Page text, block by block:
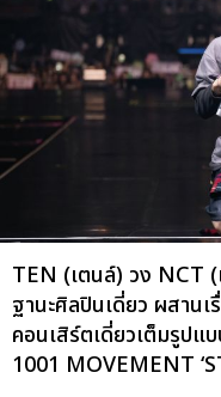
TEN (เตนล์) วง NCT
ฐานะศิลปินเดี่ยว ผสาน
คอนเสิร์ตเดี่ยวเต็มรูป
1001 MOVEMENT